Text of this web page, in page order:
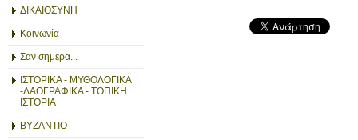
ΔΙΚΑΙΟΣΥΝΗ
Κοινωνία
Σαν σημερα...
ΙΣΤΟΡΙΚΑ - ΜΥΘΟΛΟΓΙΚΑ
-ΛΑΟΓΡΑΦΙΚΑ - ΤΟΠΙΚΗ
ΙΣΤΟΡΙΑ
ΒΥΖΑΝΤΙΟ